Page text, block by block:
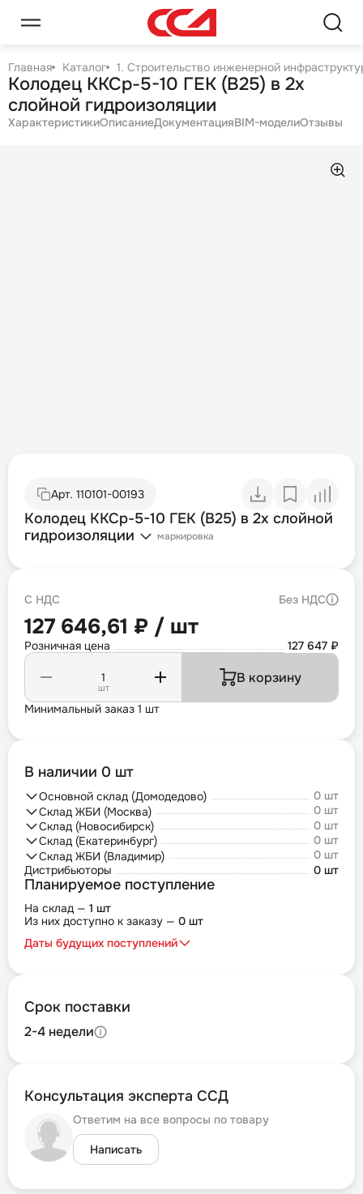
Главная Каталог 1. Строительство инженерной
Колодец ККСр-5-10 ГЕК (B25) в 2х
слойной гидроизоляции
ХарактеристикиОписаниеДокументацияBIM-моделиОтзывы
Арт. 110101-00193
Колодец ККСр-5-10 ГЕК (B25) в 2х слойной
гидроизоляции
маркировка
С НДС Без НДС
127 646,61 ₽ / шт
Розничная цена 127 647 ₽
шт
В корзину
Минимальный заказ 1 шт
В наличии 0 шт
Основной склад (Домодедово)
0 шт
Склад ЖБИ (Москва)
0 шт
Склад (Новосибирск)
0 шт
Склад (Екатеринбург)
0 шт
Склад ЖБИ (Владимир)
0 шт
Дистрибьюторы
0 шт
Планируемое поступление
На склад — 1 шт
Из них доступно к заказу — 0 шт
Даты будущих поступлений
Срок поставки
2-4 недели
Консультация эксперта ССД
Ответим на все вопросы по товару
Написать